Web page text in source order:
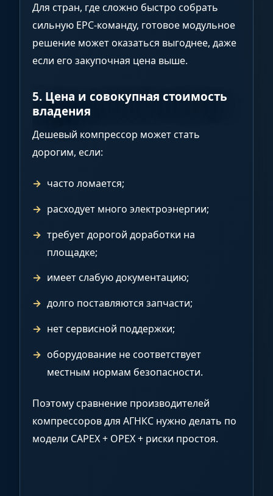
Для стран, где сложно быстро собрать
сильную EPC-команду, готовое модульное
решение может оказаться выгоднее, даже
если его закупочная цена выше.
5. Цена и совокупная стоимость
владения
Дешевый компрессор может стать
дорогим, если:
часто ломается;
расходует много электроэнергии;
требует дорогой доработки на
площадке;
имеет слабую документацию;
долго поставляются запчасти;
нет сервисной поддержки;
оборудование не соответствует
местным нормам безопасности.
Поэтому сравнение производителей
компрессоров для АГНКС нужно делать по
модели CAPEX + OPEX + риски простоя.